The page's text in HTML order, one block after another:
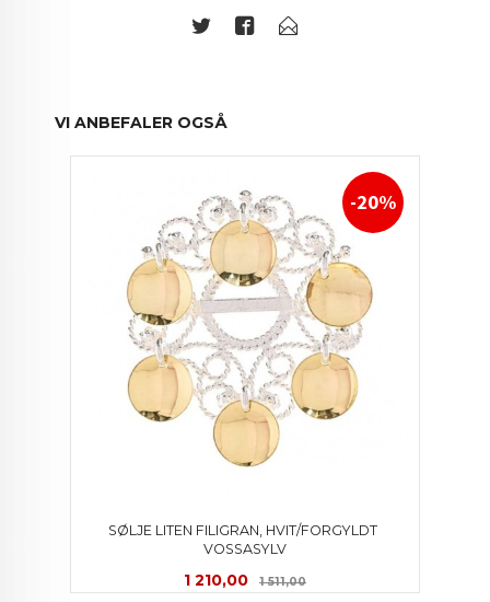
VI ANBEFALER OGSÅ
SØLJE LITEN FILIGRAN, HVIT/FORGYLDT
VOSSASYLV
Tilbud
1 210,00 1 511,00Rabatt
-20%